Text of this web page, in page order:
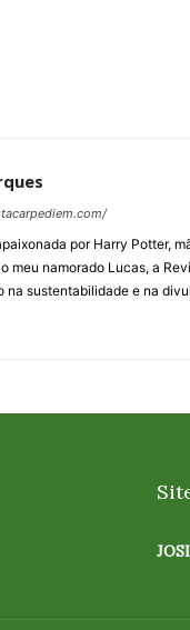
por Harry Potter,
meu namorado Lucas, a
na sustentabilidade e na